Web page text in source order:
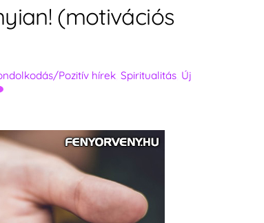
(motivációs
Pozitív hírek, Spiritualitás, Új